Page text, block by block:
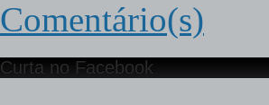
Comentário(s)
Curta no Facebook